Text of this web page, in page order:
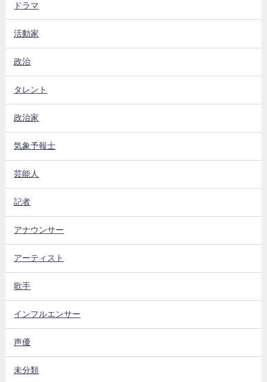
ドラマ
活動家
政治
タレント
政治家
気象予報士
芸能人
記者
アナウンサー
アーティスト
歌手
インフルエンサー
声優
未分類